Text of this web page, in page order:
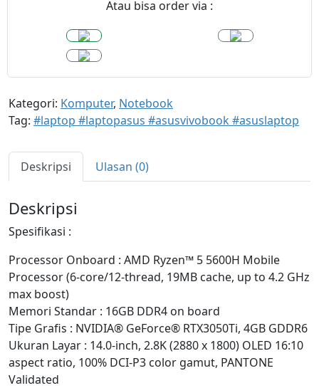
Atau bisa order via :
Kategori: Komputer, Notebook
Tag: #laptop #laptopasus #asusvivobook #asuslaptop
Deskripsi Ulasan (0)
Deskripsi
Spesifikasi :
Processor Onboard : AMD Ryzen™ 5 5600H Mobile
Processor (6-core/12-thread, 19MB cache, up to 4.2 GHz
max boost)
Memori Standar : 16GB DDR4 on board
Tipe Grafis : NVIDIA® GeForce® RTX3050Ti, 4GB GDDR6
Ukuran Layar : 14.0-inch, 2.8K (2880 x 1800) OLED 16:10
aspect ratio, 100% DCI-P3 color gamut, PANTONE
Validated